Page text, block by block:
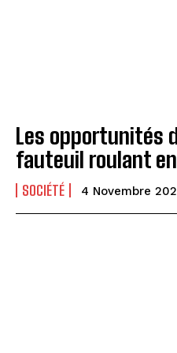
Les opportunités
fauteuil roulant en
SOCIÉTÉ 4 Novembre